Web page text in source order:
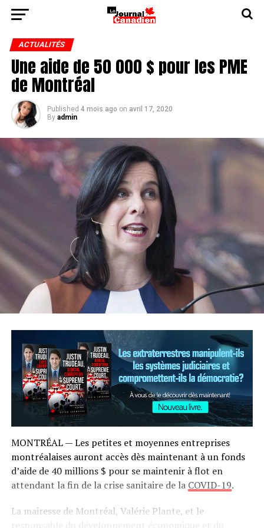
ACTUALITÉS
Une aide de 50 000 $ pour les PME
de Montréal
Published 4 mois ago on avril 17, 2020
By admin
MONTRÉAL — Les petites et moyennes entreprises
montréalaises auront accès dès maintenant à un fonds
d’aide de 40 millions $ pour se maintenir à flot en
attendant la fin de la crise sanitaire de la COVID-19.
La mairesse de Montréal, Valérie Plante, et le